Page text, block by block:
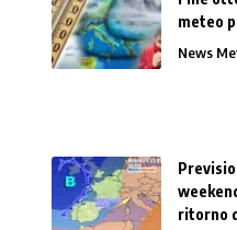
meteo
News
ritorno